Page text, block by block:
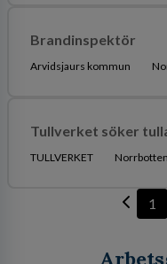
Brandinspektör
Arvidsjaurs kommun
Tullverket söker
TULLVERKET
1